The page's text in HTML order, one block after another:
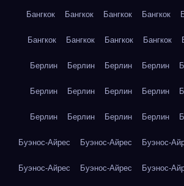
Бангкок Бангкок Бангкок Бангкок
Бангкок Бангкок Бангкок Бангкок
Берлин Берлин Берлин Берлин
Берлин Берлин Берлин Берлин
Берлин Берлин Берлин Берлин
Буэнос-Айрес Буэнос-Айрес Буэнос-
Буэнос-Айрес Буэнос-Айрес Буэнос-